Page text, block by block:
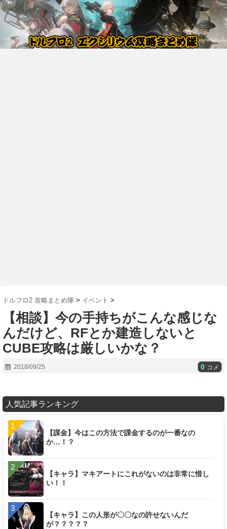
ドルフロ2 攻略まとめ隊 > イベント >
【相談】今の手持ちがこんな感じな
んだけど、RFとか建造しないと
CUBE攻略は厳しいかな？
2018/09/25 0 コメ
人気記事ランキング
【課金】今はこの方法で課金するのが一番なの
か…！？
【キャラ】マキアートにこれがないのは非常に惜し
い！！
【キャラ】この人形が〇〇なの許せないんだ
が？？？？？